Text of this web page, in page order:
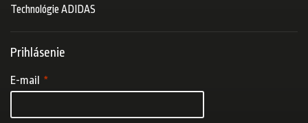
Technológie ADIDAS
Prihlásenie
E-mail